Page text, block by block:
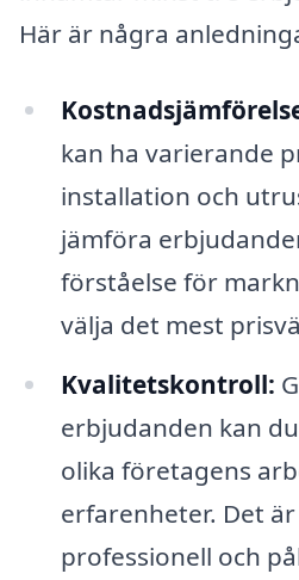
Här är några
kan ha varierande
installation och
jämföra
förståelse för
välja det mest
Kvalitetskontroll:
erbjudanden kan
olika företagens
erfarenheter. Det
professionell och